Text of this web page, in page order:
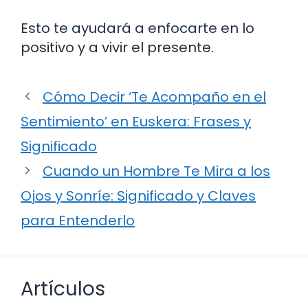
Esto te ayudará a enfocarte en lo
positivo y a vivir el presente.
Cómo Decir ‘Te Acompaño en el
Sentimiento’ en Euskera: Frases y
Significado
Cuando un Hombre Te Mira a los
Ojos y Sonríe: Significado y Claves
para Entenderlo
Artículos